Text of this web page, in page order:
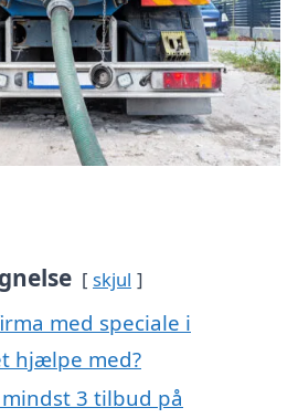
skjul
med speciale i
hjælpe med?
3 tilbud på